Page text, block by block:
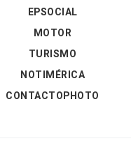
EPSOCIAL
MOTOR
TURISMO
NOTIMÉRICA
CONTACTOPHOTO